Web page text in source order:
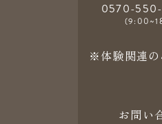
0570-
※体験関連の
お問い